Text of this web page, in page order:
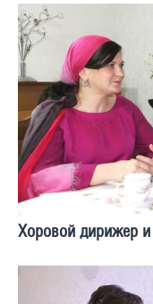
Хоровой дирижер и